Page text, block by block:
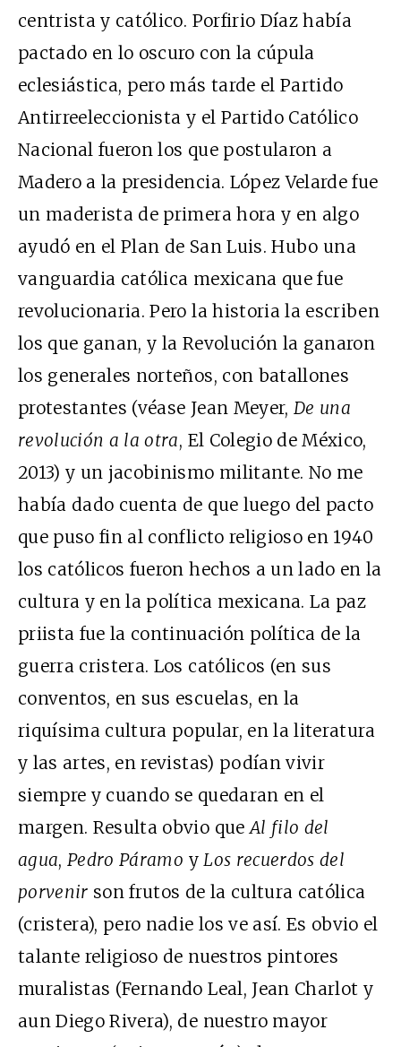
centrista y católico. Porfirio Díaz había
pactado en lo oscuro con la cúpula
eclesiástica, pero más tarde el Partido
Antirreeleccionista y el Partido Católico
Nacional fueron los que postularon a
Madero a la presidencia. López Velarde fue
un maderista de primera hora y en algo
ayudó en el Plan de San Luis. Hubo una
vanguardia católica mexicana que fue
revolucionaria. Pero la historia la escriben
los que ganan, y la Revolución la ganaron
los generales norteños, con batallones
protestantes (véase Jean Meyer, De una
revolución a la otra, El Colegio de México,
2013) y un jacobinismo militante. No me
había dado cuenta de que luego del pacto
que puso fin al conflicto religioso en 1940
los católicos fueron hechos a un lado en la
cultura y en la política mexicana. La paz
priista fue la continuación política de la
guerra cristera. Los católicos (en sus
conventos, en sus escuelas, en la
riquísima cultura popular, en la literatura
y las artes, en revistas) podían vivir
siempre y cuando se quedaran en el
margen. Resulta obvio queAl filo del
agua,Pedro Páramo yLos recuerdos del
porvenir son frutos de la cultura católica
(cristera), pero nadie los ve así. Es obvio el
talante religioso de nuestros pintores
muralistas (Fernando Leal, Jean Charlot y
aun Diego Rivera), de nuestro mayor